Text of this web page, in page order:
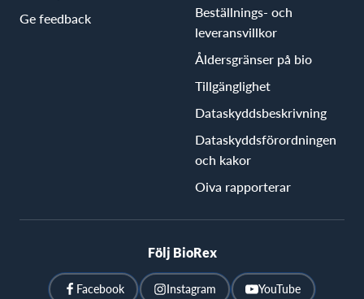
Ge feedback
Beställnings- och
leveransvillkor
Åldersgränser på bio
Tillgänglighet
Dataskyddsbeskrivning
Dataskyddsförordningen
och kakor
Oiva rapporterar
Följ BioRex
Facebook Instagram YouTube